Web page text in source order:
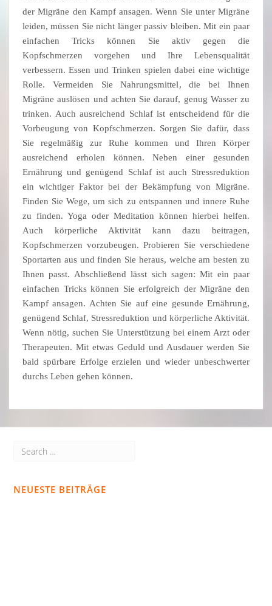
der Migräne den Kampf ansagen. Wenn Sie unter Migräne
leiden, müssen Sie nicht länger passiv bleiben. Mit ein paar
einfachen Tricks können Sie aktiv gegen die
Kopfschmerzen vorgehen und Ihre Lebensqualität
verbessern. Essen und Trinken spielen dabei eine wichtige
Rolle. Vermeiden Sie Nahrungsmittel, die bei Ihnen
Migräne auslösen und achten Sie darauf, genug Wasser zu
trinken. Auch ausreichend Schlaf ist entscheidend für die
Vorbeugung von Kopfschmerzen. Sorgen Sie dafür, dass
Sie regelmäßig zur Ruhe kommen und Ihren Körper
ausreichend erholen können. Neben einer gesunden
Ernährung und genügend Schlaf ist auch Stressreduktion
ein wichtiger Faktor bei der Bekämpfung von Migräne.
Finden Sie Wege, um sich zu entspannen und innere Ruhe
zu finden. Yoga oder Meditation können hierbei helfen.
Auch körperliche Aktivität kann dazu beitragen,
Kopfschmerzen vorzubeugen. Probieren Sie verschiedene
Sportarten aus und finden Sie heraus, welche am besten zu
Ihnen passt. Abschließend lässt sich sagen: Mit ein paar
einfachen Tricks können Sie erfolgreich der Migräne den
Kampf ansagen. Achten Sie auf eine gesunde Ernährung,
genügend Schlaf, Stressreduktion und körperliche Aktivität.
Wenn nötig, suchen Sie Unterstützung bei einem Arzt oder
Therapeuten. Mit etwas Geduld und Ausdauer werden Sie
bald spürbare Erfolge erzielen und wieder unbeschwerter
durchs Leben gehen können.
NEUESTE BEITRÄGE